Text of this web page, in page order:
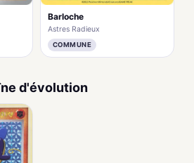
Barloche
Astres Radieux
COMMUNE
d'évolution